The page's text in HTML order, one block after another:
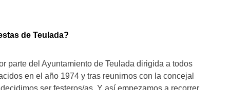
de Teulada?
parte del Ayuntamiento de Teulada dirigida a todos
en el año 1974 y tras reunirnos con la concejal
ser festeros/as. Y así empezamos a recorrer